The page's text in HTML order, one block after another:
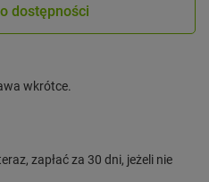
dostępności
wkrótce
zapłać za 30 dni, jeżeli nie